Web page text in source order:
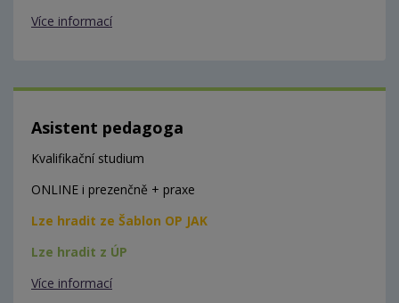
Více informací
Asistent pedagoga
Kvalifikační studium
ONLINE i prezenčně + praxe
Lze hradit ze Šablon OP JAK
Lze hradit z ÚP
Více informací